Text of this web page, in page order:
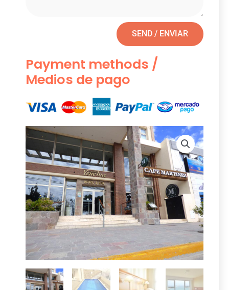
SEND / ENVIAR
Payment methods /
Medios de pago